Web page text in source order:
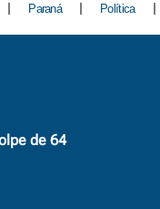
Paraná Política
de 64